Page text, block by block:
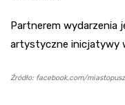
Partnerem wydarzenia
artystyczne inicjatywy
Źródło: facebook.com/